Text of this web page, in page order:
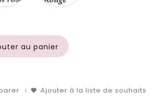
au panier
Ajouter à la liste de souhaits